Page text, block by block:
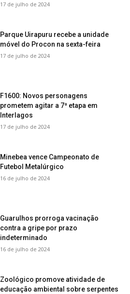
17 de julho de 2024
Parque Uirapuru recebe a unidade
móvel do Procon na sexta-feira
17 de julho de 2024
F1600: Novos personagens
prometem agitar a 7ª etapa em
Interlagos
17 de julho de 2024
Minebea vence Campeonato de
Futebol Metalúrgico
16 de julho de 2024
Guarulhos prorroga vacinação
contra a gripe por prazo
indeterminado
16 de julho de 2024
Zoológico promove atividade de
educação ambiental sobre serpentes